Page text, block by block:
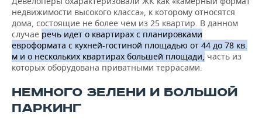
недвижимости высокого класса», к которому относятся
дома, состоящие не более чем из 25 квартир. В данном
случае речь идет о квартирах с планировками
евроформата с кухней-гостиной площадью от 44 до 78 кв.
м и о нескольких квартирах большей площади, часть из
которых оборудована приватными террасами.
НЕМНОГО ЗЕЛЕНИ И БОЛЬШОЙ
ПАРКИНГ